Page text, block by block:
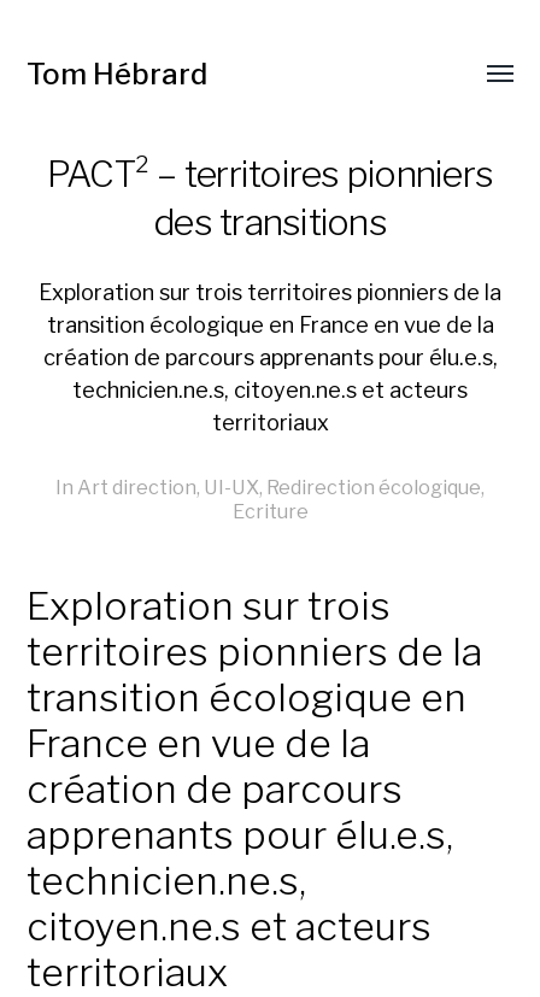
Tom Hébrard
PACT² – territoires pionniers
des transitions
Exploration sur trois territoires pionniers de la
transition écologique en France en vue de la
création de parcours apprenants pour élu.e.s,
technicien.ne.s, citoyen.ne.s et acteurs
territoriaux
In Art direction, UI-UX, Redirection écologique,
Ecriture
Exploration sur trois
territoires pionniers de la
transition écologique en
France en vue de la
création de parcours
apprenants pour élu.e.s,
technicien.ne.s,
citoyen.ne.s et acteurs
territoriaux